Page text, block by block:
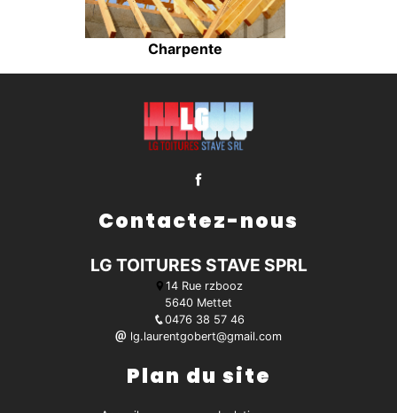
Charpente
Contactez-nous
LG TOITURES STAVE SPRL
14 Rue rzbooz
5640 Mettet
0476 38 57 46
lg.laurentgobert@gmail.com
Plan du site